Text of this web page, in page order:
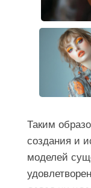
Таким
создания и
моделей